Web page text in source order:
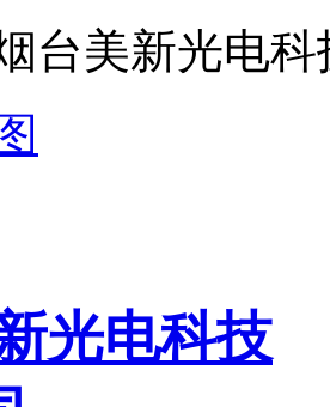
台美新光电